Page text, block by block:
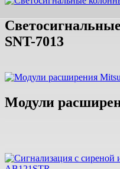
SNT-7013
Модули